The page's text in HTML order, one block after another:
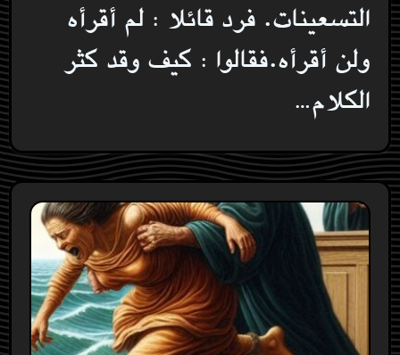
التسعينات. فرد قائلا : لم أقرأه
ولن أقرأه.فقالوا : كيف وقد كثر
الكلام…